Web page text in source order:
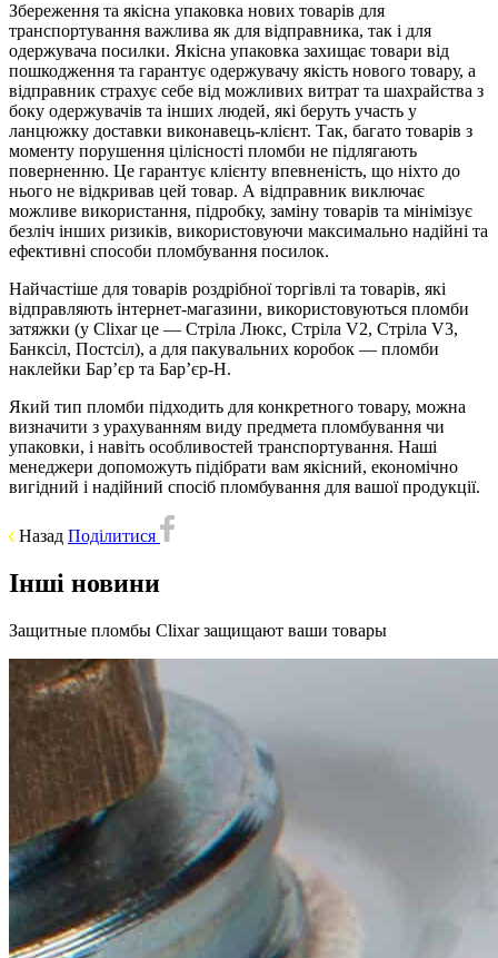
Збереження та якісна упаковка нових товарів для
транспортування важлива як для відправника, так і для
одержувача посилки. Якісна упаковка захищає товари від
пошкодження та гарантує одержувачу якість нового товару, а
відправник страхує себе від можливих витрат та шахрайства з
боку одержувачів та інших людей, які беруть участь у
ланцюжку доставки виконавець-клієнт. Так, багато товарів з
моменту порушення цілісності пломби не підлягають
поверненню. Це гарантує клієнту впевненість, що ніхто до
нього не відкривав цей товар. А відправник виключає
можливе використання, підробку, заміну товарів та мінімізує
безліч інших ризиків, використовуючи максимально надійні та
ефективні способи пломбування посилок.
Найчастіше для товарів роздрібної торгівлі та товарів, які
відправляють інтернет-магазини, використовуються пломби
затяжки (у Clixar це — Стріла Люкс, Стріла V2, Стріла V3,
Банксіл, Постсіл), а для пакувальних коробок — пломби
наклейки Бар’єр та Бар’єр-Н.
Який тип пломби підходить для конкретного товару, можна
визначити з урахуванням виду предмета пломбування чи
упаковки, і навіть особливостей транспортування. Наші
менеджери допоможуть підібрати вам якісний, економічно
вигідний і надійний спосіб пломбування для вашої продукції.
Назад Поділитися
Інші новини
Защитные пломбы Clixar защищают ваши товары